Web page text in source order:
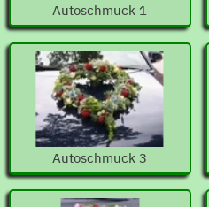
Autoschmuck 1
Autoschmuck 3